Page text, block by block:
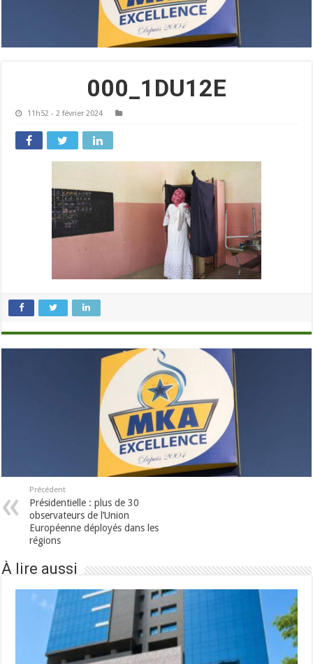
000_1DU12E
11h52 - 2 février 2024
Précédent
Présidentielle : plus de 30
observateurs de l’Union
Européenne déployés dans les
régions
À lire aussi